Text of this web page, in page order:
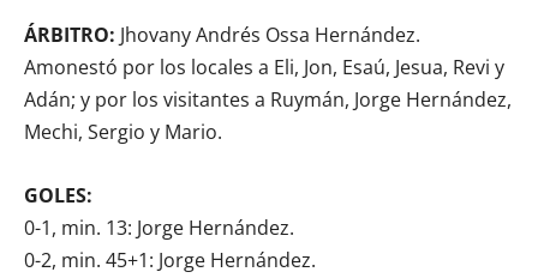
ÁRBITRO: Jhovany Andrés Ossa Hernández.
Amonestó por los locales a Eli, Jon, Esaú, Jesua, Revi y
Adán; y por los visitantes a Ruymán, Jorge Hernández,
Mechi, Sergio y Mario.
GOLES:
0-1, min. 13: Jorge Hernández.
0-2, min. 45+1: Jorge Hernández.